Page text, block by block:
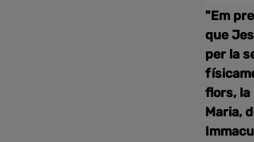
"Em
que
per la
flors, la
Maria,